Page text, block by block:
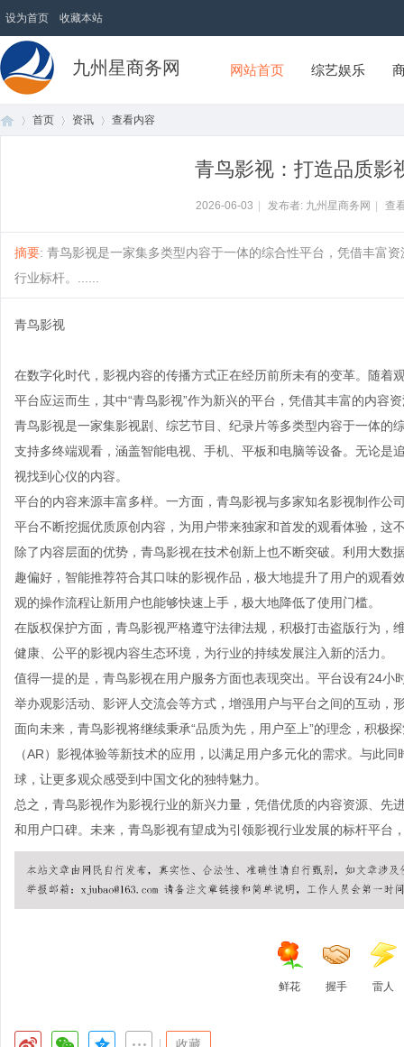
设为首页 收藏本站
九州星商务网 网站首页 综艺娱乐
首页 资讯 查看内容
青鸟影视：打造品质影
2026-06-03 发布者: 九州星商务网 查
摘要: 青鸟影视是一家集多类型内容于一体的综合性平台，凭借丰富
行业标杆。......
青鸟影视
在数字化时代，影视内容的传播方式正在经历前所未有的变革。随着
平台应运而生，其中“青鸟影视”作为新兴的平台，凭借其丰富的内容
青鸟影视是一家集影视剧、综艺节目、纪录片等多类型内容于一体的
支持多终端观看，涵盖智能电视、手机、平板和电脑等设备。无论是
视找到心仪的内容。
平台的内容来源丰富多样。一方面，青鸟影视与多家知名影视制作公
平台不断挖掘优质原创内容，为用户带来独家和首发的观看体验，这
除了内容层面的优势，青鸟影视在技术创新上也不断突破。利用大
趣偏好，智能推荐符合其口味的影视作品，极大地提升了用户的观
观的操作流程让新用户也能够快速上手，极大地降低了使用门槛。
在版权保护方面，青鸟影视严格遵守法律法规，积极打击盗版行为，
健康、公平的影视内容生态环境，为行业的持续发展注入新的活力。
值得一提的是，青鸟影视在用户服务方面也表现突出。平台设有24
举办观影活动、影评人交流会等方式，增强用户与平台之间的互动，
面向未来，青鸟影视将继续秉承“品质为先，用户至上”的理念，积极
（AR）影视体验等新技术的应用，以满足用户多元化的需求。与此
球，让更多观众感受到中国文化的独特魅力。
总之，青鸟影视作为影视行业的新兴力量，凭借优质的内容资源、
和用户口碑。未来，青鸟影视有望成为引领影视行业发展的标杆平台
鲜花 握手 雷人